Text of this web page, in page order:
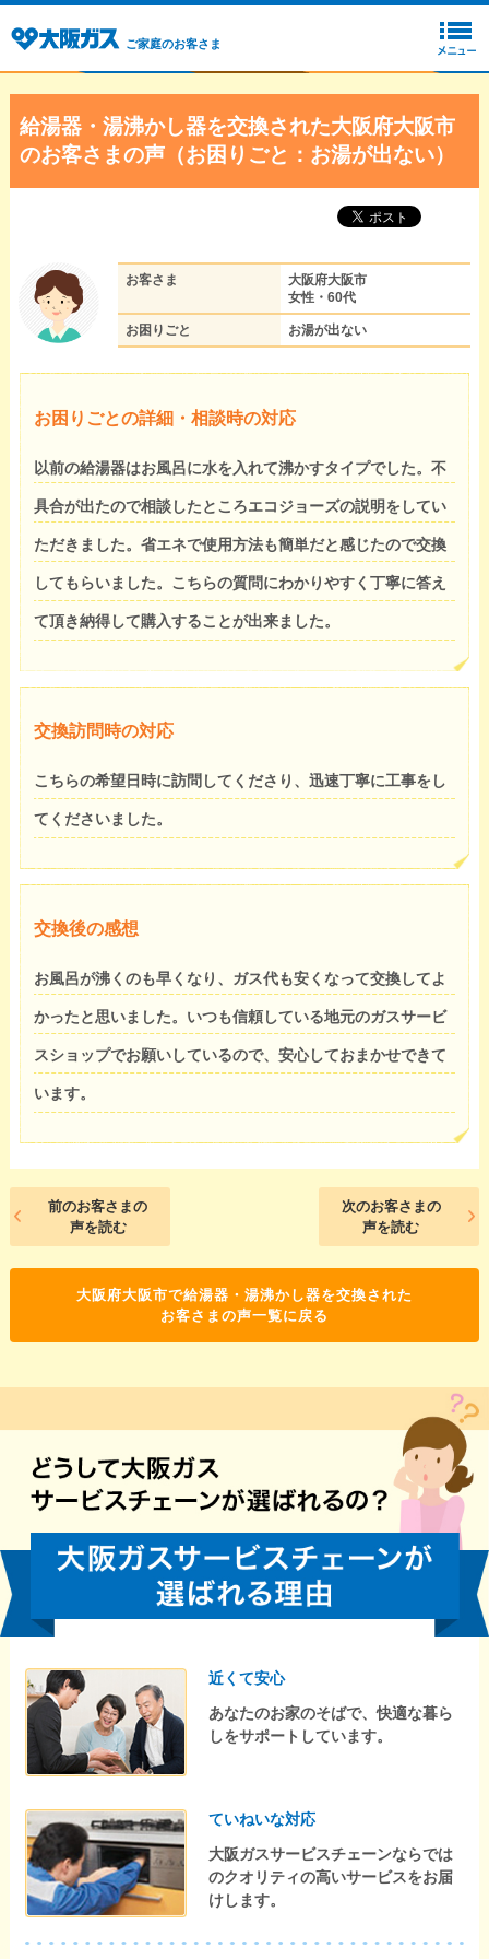
ご家庭のお客さま
給湯器・湯沸かし器を交換された大阪府大阪市
のお客さまの声（お困りごと：お湯が出ない）
お客さま
大阪府大阪市
女性・60代
お困りごと お湯が出ない
お困りごとの詳細・相談時の対応
以前の給湯器はお風呂に水を入れて沸かすタイプでした。不
具合が出たので相談したところエコジョーズの説明をしてい
ただきました。省エネで使用方法も簡単だと感じたので交換
してもらいました。こちらの質問にわかりやすく丁寧に答え
て頂き納得して購入することが出来ました。
交換訪問時の対応
こちらの希望日時に訪問してくださり、迅速丁寧に工事をし
てくださいました。
交換後の感想
お風呂が沸くのも早くなり、ガス代も安くなって交換してよ
かったと思いました。いつも信頼している地元のガスサービ
スショップでお願いしているので、安心しておまかせできて
います。
前のお客さまの
声を読む
次のお客さまの
声を読む
大阪府大阪市で給湯器・湯沸かし器を交換された
お客さまの声一覧に戻る
近くて安心
あなたのお家のそばで、快適な暮ら
しをサポートしています。
ていねいな対応
大阪ガスサービスチェーンならでは
のクオリティの高いサービスをお届
けします。